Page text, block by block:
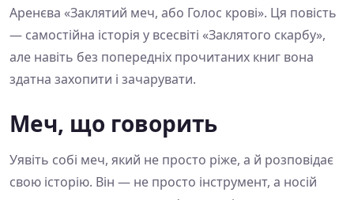
Аренєва «Заклятий меч, або Голос крові». Ця повість
— самостійна історія у всесвіті «Заклятого скарбу»,
але навіть без попередніх прочитаних книг вона
здатна захопити і зачарувати.
Меч, що говорить
Уявіть собі меч, який не просто ріже, а й розповідає
свою історію. Він — не просто інструмент, а носій